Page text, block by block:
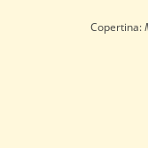
Copertina: